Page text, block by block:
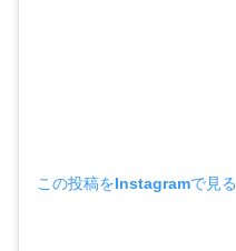
この投稿をInstagramで見る